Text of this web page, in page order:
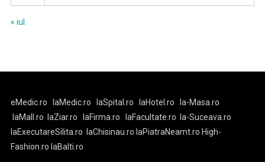
« iul.
eMedic.ro laMedic.ro laSpital.ro laHotel.ro
la-Masa.ro
laMall.ro
laZiar.ro laFirma.ro laFacultate.ro
la-Suceava.ro
laExecutareSilita.ro
laChisinau.ro laPiatraNeamt.ro High-
Fashion.ro laBalti.ro